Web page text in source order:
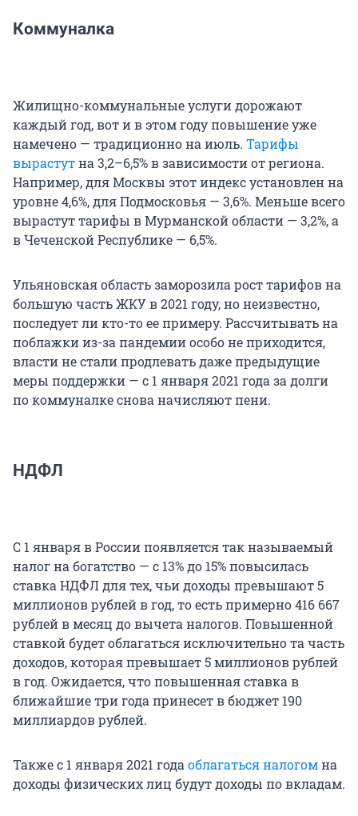
Коммуналка
Жилищно-коммунальные услуги дорожают
каждый год, вот и в этом году повышение уже
намечено — традиционно на июль. Тарифы
вырастутна 3,2–6,5% в зависимости от региона.
Например, для Москвы этот индекс установлен на
уровне 4,6%, для Подмосковья — 3,6%. Меньше всего
вырастут тарифы в Мурманской области — 3,2%, а
в Чеченской Республике — 6,5%.
Ульяновская область заморозила рост тарифов на
большую часть ЖКУ в 2021 году, но неизвестно,
последует ли кто-то ее примеру. Рассчитывать на
поблажки из-за пандемии особо не приходится,
власти не стали продлевать даже предыдущие
меры поддержки — с 1 января 2021 года за долги
по коммуналке снова начисляют пени.
НДФЛ
С 1 января в России появляется так называемый
налог на богатство — с 13% до 15% повысилась
ставка НДФЛ для тех, чьи доходы превышают 5
миллионов рублей в год, то есть примерно 416 667
рублей в месяц до вычета налогов. Повышенной
ставкой будет облагаться исключительно та часть
доходов, которая превышает 5 миллионов рублей
в год. Ожидается, что повышенная ставка в
ближайшие три года принесет в бюджет 190
миллиардов рублей.
Также с 1 января 2021 года облагаться налогомна
доходы физических лиц будут доходы по вкладам.